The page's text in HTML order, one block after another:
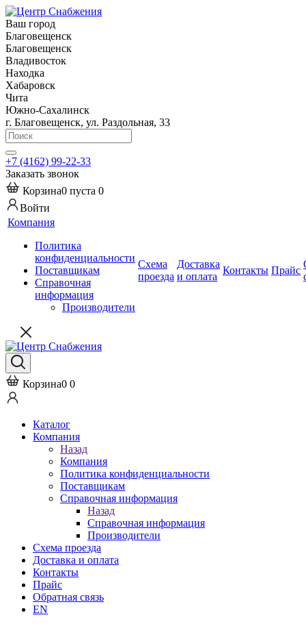
Ваш город
Благовещенск
Благовещенск
Владивосток
Находка
Хабаровск
Чита
Южно-Сахалинск
г. Благовещенск, ул. Раздольная, 33
+7 (4162) 99-22-33
Заказать звонок
Корзина0 пуста 0
Войти
Компания
Политика
конфиденциальности
Поставщикам
Справочная
информация
Производители
Схема
проезда
Доставка
и оплата
Контакты Прайс
Корзина0 0
Каталог
Компания
Назад
Компания
Политика конфиденциальности
Поставщикам
Справочная информация
Назад
Справочная информация
Производители
Схема проезда
Доставка и оплата
Контакты
Прайс
Обратная связь
EN